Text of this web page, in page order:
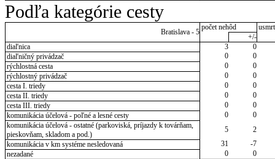
Podľa kategórie cesty
Bratislava - 5
počet nehôd
+/-
diaľnica
3
0
diaľničný privádzač
0
0
rýchlostná cesta
0
0
rýchlostný privádzač
0
0
cesta I. triedy
0
0
cesta II. triedy
0
0
cesta III. triedy
0
0
komunikácia účelová - poľné a lesné cesty
0
0
komunikácia účelová - ostatné (parkoviská, príjazdy k továrňam,
pieskovňam, skladom a pod.)
5
2
komunikácia v km systéme nesledovaná
31
-7
nezadané
0 0